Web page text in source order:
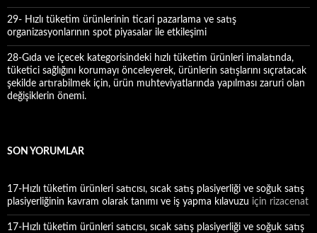
29- Hızlı tüketim ürünlerinin ticari pazarlama ve satış
organizasyonlarının spot piyasalar ile etkileşimi
28-Gıda ve içecek kategorisindeki hızlı tüketim ürünleri imalatında,
tüketici sağlığını korumayı önceleyerek, ürünlerin satışlarını sıçratacak
şekilde artırabilmek için, ürün muhteviyatlarında yapılması zaruri olan
değişiklerin önemi.
SON YORUMLAR
17-Hızlı tüketim ürünleri satıcısı, sıcak satış plasiyerliği ve soğuk satış
plasiyerliğinin kavram olarak tanımı ve iş yapma kılavuzu için rizacenat
17-Hızlı tüketim ürünleri satıcısı, sıcak satış plasiyerliği ve soğuk satış